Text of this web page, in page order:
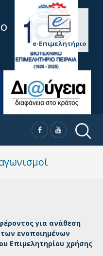
e-Επιμελητήριο
για ανάθεση
ενοποιημένων
Επιμελητηρίου χρήσης